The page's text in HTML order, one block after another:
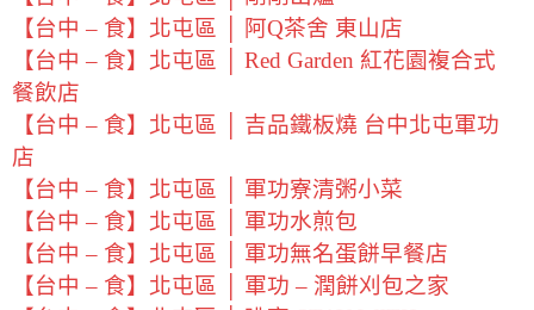
【台中 – 食】北屯區 │ 阿Q茶舍 東山店
【台中 – 食】北屯區 │ Red Garden 紅花園複合式
餐飲店
【台中 – 食】北屯區 │ 吉品鐵板燒 台中北屯軍功
店
【台中 – 食】北屯區 │ 軍功寮清粥小菜
【台中 – 食】北屯區 │ 軍功水煎包
【台中 – 食】北屯區 │ 軍功無名蛋餅早餐店
【台中 – 食】北屯區 │ 軍功 – 潤餅刈包之家